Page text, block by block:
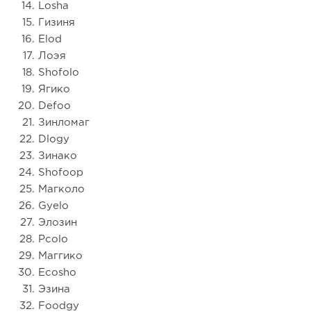
Losha
Гизиня
Elod
Лоэя
Shofolo
Ягико
Defoo
Зинломаг
Dlogy
Зинако
Shofoop
Магколо
Gyelo
Элозин
Pcolo
Маггико
Ecosho
Эзина
Foodgy